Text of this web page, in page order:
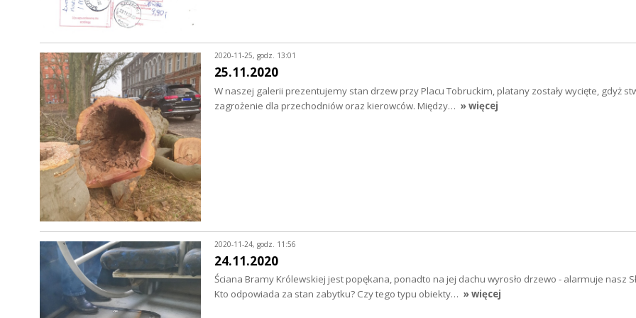
2020-11-25, godz. 13:01
25.11.2020
W naszej galerii prezentujemy stan drzew przy Placu Tobruckim, platany zostały wycięte, gdyż
zagrożenie dla przechodniów oraz kierowców. Między… » więcej
2020-11-24, godz. 11:56
24.11.2020
Ściana Bramy Królewskiej jest popękana, ponadto na jej dachu wyrosło drzewo - alarmuje nasz
Kto odpowiada za stan zabytku? Czy tego typu obiekty… » więcej